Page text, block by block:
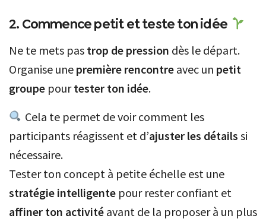
2. Commence petit et teste ton idée
Ne te mets pas trop de pression dès le départ.
Organise une première rencontre avec un petit
groupe pourtester ton idée.
Cela te permet de voir comment les
participants réagissent et d’ajuster les détails si
nécessaire.
Tester ton concept à petite échelle est une
stratégie intelligente pour rester confiant et
affiner ton activité avant de la proposer à un plus